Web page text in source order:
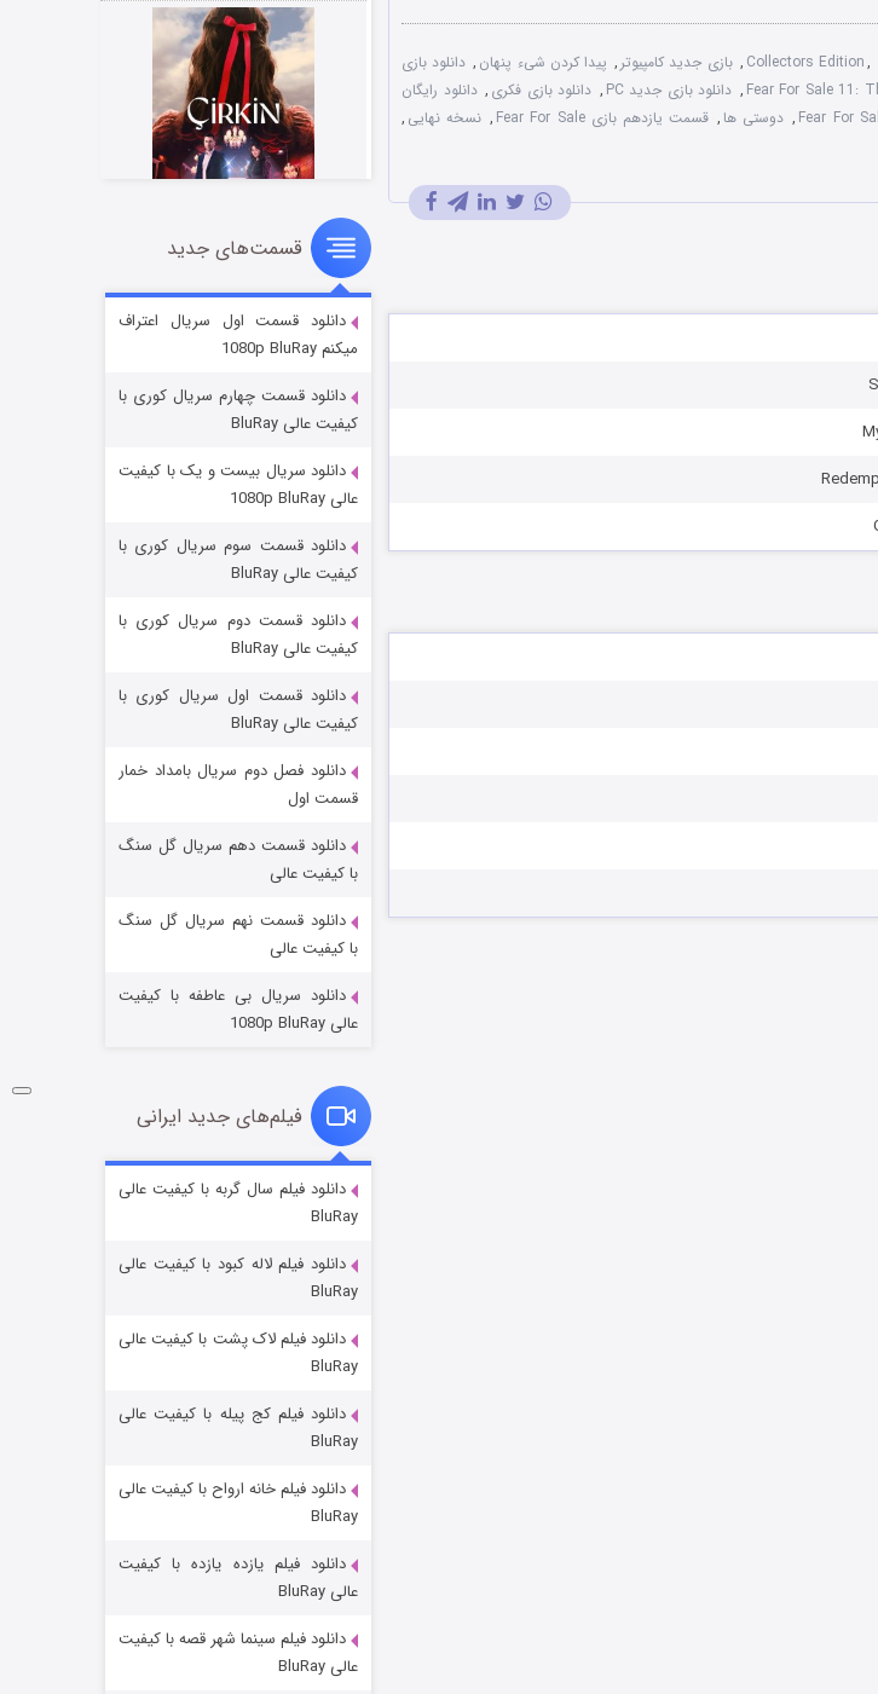
Collectors Edition,
, بازی جدید کامپیوتر , پیدا کردن شیء پنهان , دانلود بازی
, دانلود بازی جدید PC , دانلود بازی فکری , دانلود رایگان
, دوستی ها , قسمت یازدهم بازی Fear For Sale , نسخه نهایی ,
سریال زشت
قسمت۲ (زیرنویس) منتشر شد
مردگان متحرک: شهر مرده ۳
شکست استوارت در نجات جهان
قسمت ۷ (زیرنویس) منتشر شد
شوگر فصل ۲
قسمت
خاندان اژدها فصل ۳
قسمت‌های جدید
دانلود قسمت اول سریال اعتراف
میکنم 1080p BluRay
دانلود قسمت چهارم سریال کوری با
کیفیت عالی BluRay
دانلود سریال بیست و یک با کیفیت
عالی 1080p BluRay
دانلود قسمت سوم سریال کوری با
کیفیت عالی BluRay
دانلود قسمت دوم سریال کوری با
کیفیت عالی BluRay
دانلود قسمت اول سریال کوری با
کیفیت عالی BluRay
دانلود فصل دوم سریال بامداد خمار
قسمت اول
دانلود قسمت دهم سریال گل سنگ
با کیفیت عالی
دانلود قسمت نهم سریال گل سنگ
با کیفیت عالی
دانلود سریال بی عاطفه با کیفیت
عالی 1080p BluRay
فیلم‌های جدید ایرانی
دانلود فیلم سال گربه با کیفیت عالی
BluRay
دانلود فیلم لاله کبود با کیفیت عالی
BluRay
دانلود فیلم لاک پشت با کیفیت عالی
BluRay
دانلود فیلم کج‌ پیله با کیفیت عالی
BluRay
دانلود فیلم خانه ارواح با کیفیت عالی
BluRay
دانلود فیلم یازده یازده با کیفیت
عالی BluRay
دانلود فیلم سینما شهر قصه با کیفیت
عالی BluRay